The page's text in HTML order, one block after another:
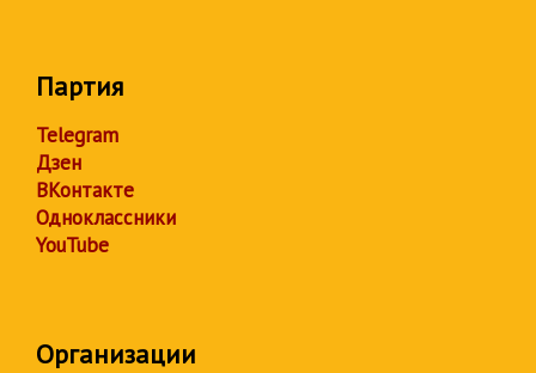
Партия
Telegram
Дзен
ВКонтакте
Одноклассники
YouTube
Организации